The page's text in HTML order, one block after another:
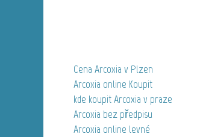
Cena Arcoxia v Plzen
Arcoxia online Koupit
kde koupit Arcoxia v praze
Arcoxia bez předpisu
Arcoxia online levné